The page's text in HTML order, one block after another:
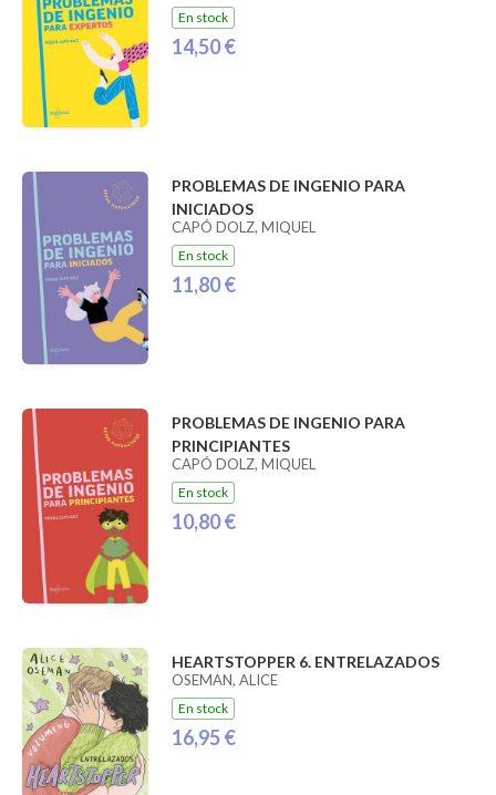
En stock
14,50 €
PROBLEMAS DE INGENIO PARA
INICIADOS
CAPÓ DOLZ, MIQUEL
En stock
11,80 €
PROBLEMAS DE INGENIO PARA
PRINCIPIANTES
CAPÓ DOLZ, MIQUEL
En stock
10,80 €
HEARTSTOPPER 6. ENTRELAZADOS
OSEMAN, ALICE
En stock
16,95 €